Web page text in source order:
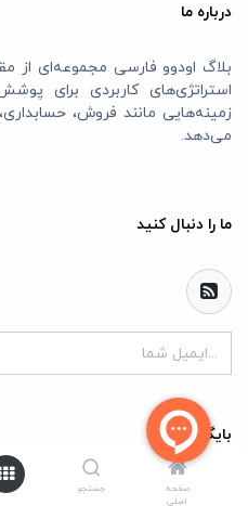
صفحه
اصلی
جستجو
درباره ما
بلاگ اودوو فارسی مجموعه‌ای از
استراتژی‌های کاربردی برای
زمینه‌هایی مانند فروش، حسابداری،
می‌دهد.
ما را دنبال کنید
بایگانی